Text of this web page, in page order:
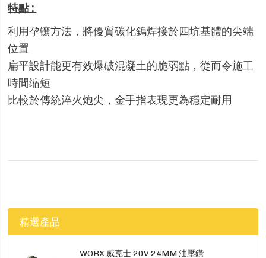
特點 :
利用孕镶方法，將優質碳化鎢焊接於四坑基體的尖端
位置
扁平設計能更有效爆破混凝土的脆弱點，從而令施工
時間缩短
比較於傳統淬火炮尖，金手指表現更為穩定耐用
精選產品
WORX 威克士 20V 24MM 油壓鑽